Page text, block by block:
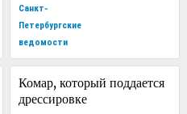
Санкт-
Петербургские
ведомости
Комар, который поддается
дрессировке